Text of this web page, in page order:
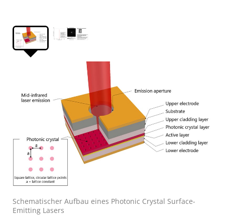
Schematischer Aufbau eines Photonic Crystal Surface-
Emitting Lasers